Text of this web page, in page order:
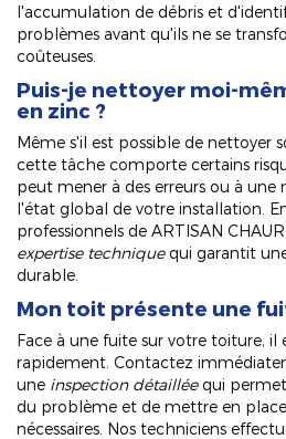
l'accumulation de débris et
problèmes avant qu'ils ne se
coûteuses.
Puis-je nettoyer moi-
en zinc ?
Même s'il est possible de nettoyer
cette tâche comporte certains
peut mener à des erreurs ou à une
l'état global de votre installation.
professionnels de ARTISAN
expertise techniquequi garantit
durable.
Mon toit présente une
Face à une fuite sur votre toiture,
rapidement. Contactez
une inspection détailléequi
du problème et de mettre en
nécessaires. Nos techniciens